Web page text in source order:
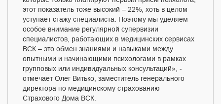
этот показатель тоже высокий – 22%, хоть в целом
уступает стажу специалиста. Поэтому мы уделяем
особое внимание регулярной супервизии
специалистов, работающих в медицинских сервисах
ВСК – это обмен знаниями и навыками между
опытными и начинающими психологами в рамках
групповых или индивидуальных консультаций», -
отмечает Олег Витько, заместитель генерального
директора по медицинскому страхованию
Страхового Дома ВСК.